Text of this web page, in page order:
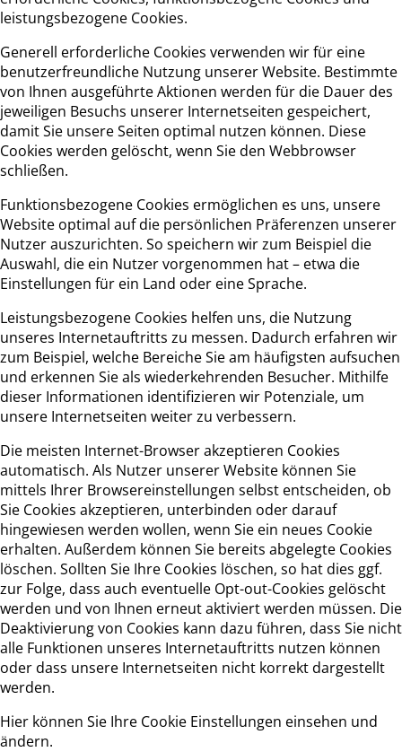
leistungsbezogene Cookies.
Generell erforderliche Cookies verwenden wir für eine
benutzerfreundliche Nutzung unserer Website. Bestimmte
von Ihnen ausgeführte Aktionen werden für die Dauer des
jeweiligen Besuchs unserer Internetseiten gespeichert,
damit Sie unsere Seiten optimal nutzen können. Diese
Cookies werden gelöscht, wenn Sie den Webbrowser
schließen.
Funktionsbezogene Cookies ermöglichen es uns, unsere
Website optimal auf die persönlichen Präferenzen unserer
Nutzer auszurichten. So speichern wir zum Beispiel die
Auswahl, die ein Nutzer vorgenommen hat – etwa die
Einstellungen für ein Land oder eine Sprache.
Leistungsbezogene Cookies helfen uns, die Nutzung
unseres Internetauftritts zu messen. Dadurch erfahren wir
zum Beispiel, welche Bereiche Sie am häufigsten aufsuchen
und erkennen Sie als wiederkehrenden Besucher. Mithilfe
dieser Informationen identifizieren wir Potenziale, um
unsere Internetseiten weiter zu verbessern.
Die meisten Internet-Browser akzeptieren Cookies
automatisch. Als Nutzer unserer Website können Sie
mittels Ihrer Browsereinstellungen selbst entscheiden, ob
Sie Cookies akzeptieren, unterbinden oder darauf
hingewiesen werden wollen, wenn Sie ein neues Cookie
erhalten. Außerdem können Sie bereits abgelegte Cookies
löschen. Sollten Sie Ihre Cookies löschen, so hat dies ggf.
zur Folge, dass auch eventuelle Opt-out-Cookies gelöscht
werden und von Ihnen erneut aktiviert werden müssen. Die
Deaktivierung von Cookies kann dazu führen, dass Sie nicht
alle Funktionen unseres Internetauftritts nutzen können
oder dass unsere Internetseiten nicht korrekt dargestellt
werden.
Hier können Sie Ihre Cookie Einstellungen einsehen und
ändern.